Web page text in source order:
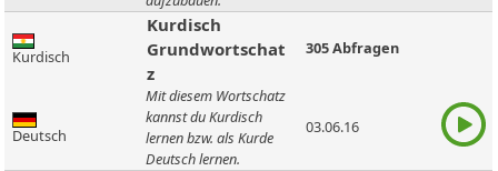
Kurdisch
Kurdisch
Grundwortschat
z
305 Abfragen
Deutsch
Mit diesem Wortschatz
kannst du Kurdisch
lernen bzw. als Kurde
Deutsch lernen.
03.06.16